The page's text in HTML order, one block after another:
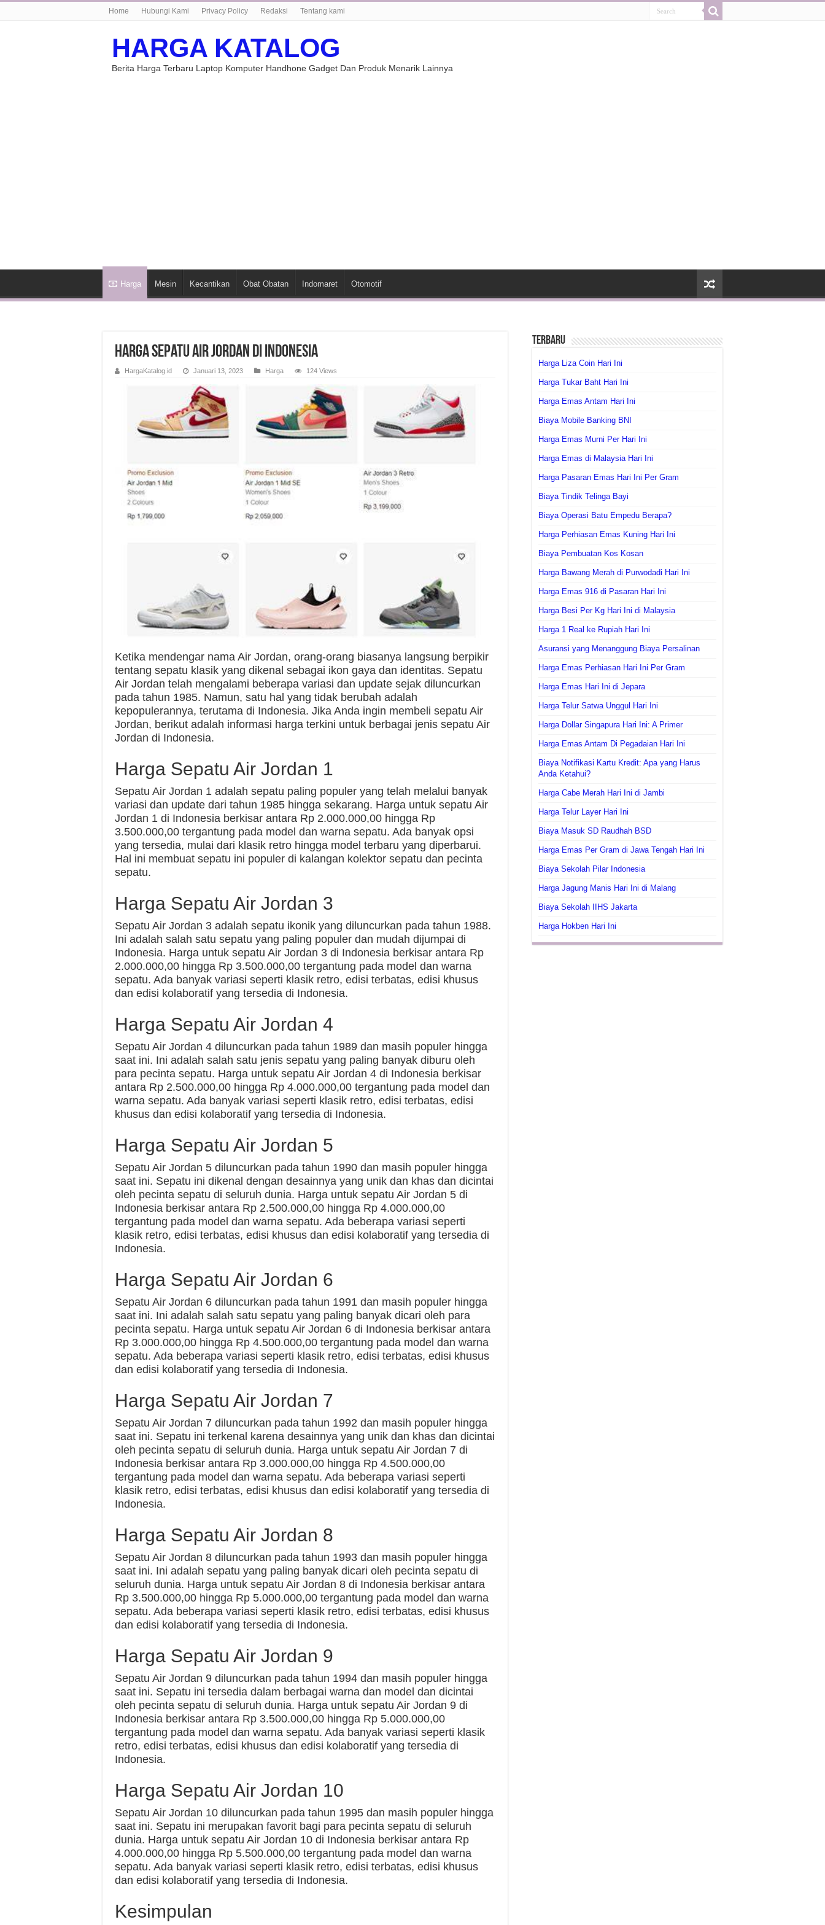
Home Hubungi Kami Privacy Policy Redaksi Tentang kami
HARGA KATALOG
Berita Harga Terbaru Laptop Komputer Handhone Gadget Dan Produk Menarik Lainnya
Harga Mesin Kecantikan Obat Obatan Indomaret Otomotif
Harga Sepatu Air Jordan di Indonesia
HargaKatalog.id Januari 13, 2023 Harga 124 Views
Ketika mendengar nama Air Jordan, orang-orang biasanya langsung berpikir
tentang sepatu klasik yang dikenal sebagai ikon gaya dan identitas. Sepatu
Air Jordan telah mengalami beberapa variasi dan update sejak diluncurkan
pada tahun 1985. Namun, satu hal yang tidak berubah adalah
kepopulerannya, terutama di Indonesia. Jika Anda ingin membeli sepatu Air
Jordan, berikut adalah informasi harga terkini untuk berbagai jenis sepatu Air
Jordan di Indonesia.
Harga Sepatu Air Jordan 1
Sepatu Air Jordan 1 adalah sepatu paling populer yang telah melalui banyak
variasi dan update dari tahun 1985 hingga sekarang. Harga untuk sepatu Air
Jordan 1 di Indonesia berkisar antara Rp 2.000.000,00 hingga Rp
3.500.000,00 tergantung pada model dan warna sepatu. Ada banyak opsi
yang tersedia, mulai dari klasik retro hingga model terbaru yang diperbarui.
Hal ini membuat sepatu ini populer di kalangan kolektor sepatu dan pecinta
sepatu.
Harga Sepatu Air Jordan 3
Sepatu Air Jordan 3 adalah sepatu ikonik yang diluncurkan pada tahun 1988.
Ini adalah salah satu sepatu yang paling populer dan mudah dijumpai di
Indonesia. Harga untuk sepatu Air Jordan 3 di Indonesia berkisar antara Rp
2.000.000,00 hingga Rp 3.500.000,00 tergantung pada model dan warna
sepatu. Ada banyak variasi seperti klasik retro, edisi terbatas, edisi khusus
dan edisi kolaboratif yang tersedia di Indonesia.
Harga Sepatu Air Jordan 4
Sepatu Air Jordan 4 diluncurkan pada tahun 1989 dan masih populer hingga
saat ini. Ini adalah salah satu jenis sepatu yang paling banyak diburu oleh
para pecinta sepatu. Harga untuk sepatu Air Jordan 4 di Indonesia berkisar
antara Rp 2.500.000,00 hingga Rp 4.000.000,00 tergantung pada model dan
warna sepatu. Ada banyak variasi seperti klasik retro, edisi terbatas, edisi
khusus dan edisi kolaboratif yang tersedia di Indonesia.
Harga Sepatu Air Jordan 5
Sepatu Air Jordan 5 diluncurkan pada tahun 1990 dan masih populer hingga
saat ini. Sepatu ini dikenal dengan desainnya yang unik dan khas dan dicintai
oleh pecinta sepatu di seluruh dunia. Harga untuk sepatu Air Jordan 5 di
Indonesia berkisar antara Rp 2.500.000,00 hingga Rp 4.000.000,00
tergantung pada model dan warna sepatu. Ada beberapa variasi seperti
klasik retro, edisi terbatas, edisi khusus dan edisi kolaboratif yang tersedia di
Indonesia.
Harga Sepatu Air Jordan 6
Sepatu Air Jordan 6 diluncurkan pada tahun 1991 dan masih populer hingga
saat ini. Ini adalah salah satu sepatu yang paling banyak dicari oleh para
pecinta sepatu. Harga untuk sepatu Air Jordan 6 di Indonesia berkisar antara
Rp 3.000.000,00 hingga Rp 4.500.000,00 tergantung pada model dan warna
sepatu. Ada beberapa variasi seperti klasik retro, edisi terbatas, edisi khusus
dan edisi kolaboratif yang tersedia di Indonesia.
Harga Sepatu Air Jordan 7
Sepatu Air Jordan 7 diluncurkan pada tahun 1992 dan masih populer hingga
saat ini. Sepatu ini terkenal karena desainnya yang unik dan khas dan dicintai
oleh pecinta sepatu di seluruh dunia. Harga untuk sepatu Air Jordan 7 di
Indonesia berkisar antara Rp 3.000.000,00 hingga Rp 4.500.000,00
tergantung pada model dan warna sepatu. Ada beberapa variasi seperti
klasik retro, edisi terbatas, edisi khusus dan edisi kolaboratif yang tersedia di
Indonesia.
Harga Sepatu Air Jordan 8
Sepatu Air Jordan 8 diluncurkan pada tahun 1993 dan masih populer hingga
saat ini. Ini adalah sepatu yang paling banyak dicari oleh pecinta sepatu di
seluruh dunia. Harga untuk sepatu Air Jordan 8 di Indonesia berkisar antara
Rp 3.500.000,00 hingga Rp 5.000.000,00 tergantung pada model dan warna
sepatu. Ada beberapa variasi seperti klasik retro, edisi terbatas, edisi khusus
dan edisi kolaboratif yang tersedia di Indonesia.
Harga Sepatu Air Jordan 9
Sepatu Air Jordan 9 diluncurkan pada tahun 1994 dan masih populer hingga
saat ini. Sepatu ini tersedia dalam berbagai warna dan model dan dicintai
oleh pecinta sepatu di seluruh dunia. Harga untuk sepatu Air Jordan 9 di
Indonesia berkisar antara Rp 3.500.000,00 hingga Rp 5.000.000,00
tergantung pada model dan warna sepatu. Ada banyak variasi seperti klasik
retro, edisi terbatas, edisi khusus dan edisi kolaboratif yang tersedia di
Indonesia.
Harga Sepatu Air Jordan 10
Sepatu Air Jordan 10 diluncurkan pada tahun 1995 dan masih populer hingga
saat ini. Sepatu ini merupakan favorit bagi para pecinta sepatu di seluruh
dunia. Harga untuk sepatu Air Jordan 10 di Indonesia berkisar antara Rp
4.000.000,00 hingga Rp 5.500.000,00 tergantung pada model dan warna
sepatu. Ada banyak variasi seperti klasik retro, edisi terbatas, edisi khusus
dan edisi kolaboratif yang tersedia di Indonesia.
Kesimpulan
Terbaru
Harga Liza Coin Hari Ini
Harga Tukar Baht Hari Ini
Harga Emas Antam Hari Ini
Biaya Mobile Banking BNI
Harga Emas Murni Per Hari Ini
Harga Emas di Malaysia Hari Ini
Harga Pasaran Emas Hari Ini Per Gram
Biaya Tindik Telinga Bayi
Biaya Operasi Batu Empedu Berapa?
Harga Perhiasan Emas Kuning Hari Ini
Biaya Pembuatan Kos Kosan
Harga Bawang Merah di Purwodadi Hari Ini
Harga Emas 916 di Pasaran Hari Ini
Harga Besi Per Kg Hari Ini di Malaysia
Harga 1 Real ke Rupiah Hari Ini
Asuransi yang Menanggung Biaya Persalinan
Harga Emas Perhiasan Hari Ini Per Gram
Harga Emas Hari Ini di Jepara
Harga Telur Satwa Unggul Hari Ini
Harga Dollar Singapura Hari Ini: A Primer
Harga Emas Antam Di Pegadaian Hari Ini
Biaya Notifikasi Kartu Kredit: Apa yang Harus
Anda Ketahui?
Harga Cabe Merah Hari Ini di Jambi
Harga Telur Layer Hari Ini
Biaya Masuk SD Raudhah BSD
Harga Emas Per Gram di Jawa Tengah Hari Ini
Biaya Sekolah Pilar Indonesia
Harga Jagung Manis Hari Ini di Malang
Biaya Sekolah IIHS Jakarta
Harga Hokben Hari Ini